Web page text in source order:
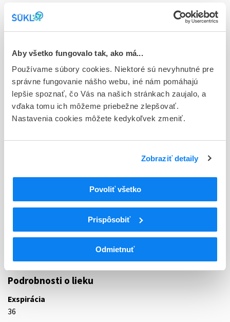
Aby všetko fungovalo tak, ako má...
Používame súbory cookies. Niektoré sú nevyhnutné pre
správne fungovanie nášho webu, iné nám pomáhajú
lepšie spoznať, čo Vás na našich stránkach zaujalo, a
vďaka tomu ich môžeme priebežne zlepšovať.
Nastavenia cookies môžete kedykoľvek zmeniť.
Zobraziť detaily
Povoliť všetko
Prispôsobiť
Odmietnuť
Stav
Typ registračnej procedúry
Vzájomné uznávanie (mutual recognition proc.)
Držiteľ, krajina
Novo Nordisk A/S, Dánsko
HORMÓNY
G03
POHLAVNÉ HORMÓNY A MODULÁTORY
GENITÁLNEHO SYSTÉMU
G03FA
Gestagény a estrogény, fixné kombinácie
Noretisterón a estrogén
Podrobnosti o lieku
Exspirácia
36